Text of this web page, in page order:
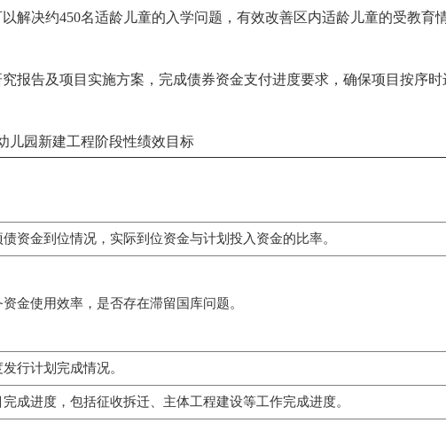
解决约450名适龄儿童的入学问题，有效改善区内适龄儿童的受教育
报告及项目实施方案，完成债券资金支付进度要求，确保项目按序
儿园新建工程阶段性绩效目标
资金到位情况，实际到位资金与计划投入资金的比率。
金使用效率，是否存在滞留国库问题。
行计划完成情况。
成进度，包括征收拆迁、主体工程建设等工作完成进度。